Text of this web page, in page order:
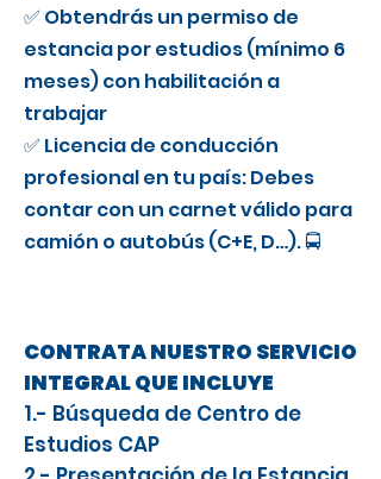
✅ Obtendrás un permiso de
estancia por estudios (mínimo 6
meses) con habilitación a
trabajar
✅ Licencia de conducción
profesional en tu país: Debes
contar con un carnet válido para
camión o autobús (C+E, D…). 🚍
CONTRATA NUESTRO SERVICIO
INTEGRAL QUE INCLUYE
1.- Búsqueda de Centro de
Estudios CAP